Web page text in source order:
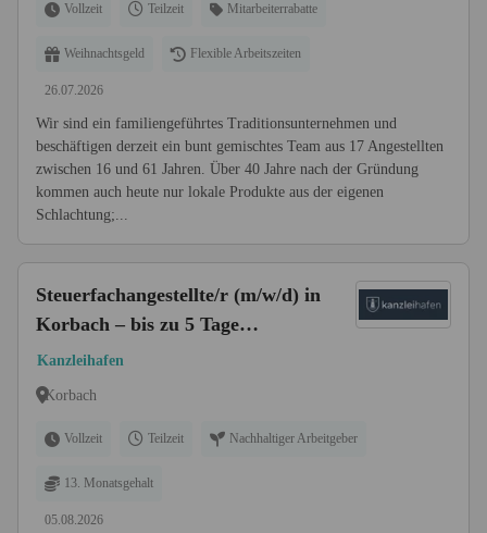
Vollzeit Teilzeit Mitarbeiterrabatte
Weihnachtsgeld Flexible Arbeitszeiten
26.07.2026
Wir sind ein familiengeführtes Traditionsunternehmen und
beschäftigen derzeit ein bunt gemischtes Team aus 17 Angestellten
zwischen 16 und 61 Jahren. Über 40 Jahre nach der Gründung
kommen auch heute nur lokale Produkte aus der eigenen
Schlachtung;...
Steuerfachangestellte/r (m/w/d) in
Korbach – bis zu 5 Tage
Homeoffice
Kanzleihafen
Korbach
Vollzeit Teilzeit Nachhaltiger Arbeitgeber
13. Monatsgehalt
05.08.2026